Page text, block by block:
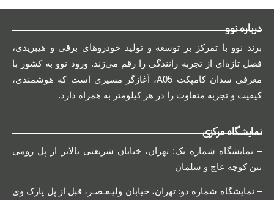
درباره نوو
برند نوو با تمرکز بر توسعه و تولید خودروهای برقی و هیبریدی،
فصل تازه‌ای از تجربه رانندگی را رقم می‌زند. ورود نوو به کشور با
معرفی سدان کامپکت A05، آغازگر مسیری است که هوشمندی،
کیفیت و تجربه متفاوت را در هر کیلومتر به همراه دارد.
نمایشگاه مرکزی
– نمایشگاه شماره یک: تهران، خیابان شریعتی بالاتر از پل رومی
بین کوچه عاج و سلمان
– نمایشگاه شماره دو: تهران، خیابان ولیـعـصـر، قبل از پل پارک وی